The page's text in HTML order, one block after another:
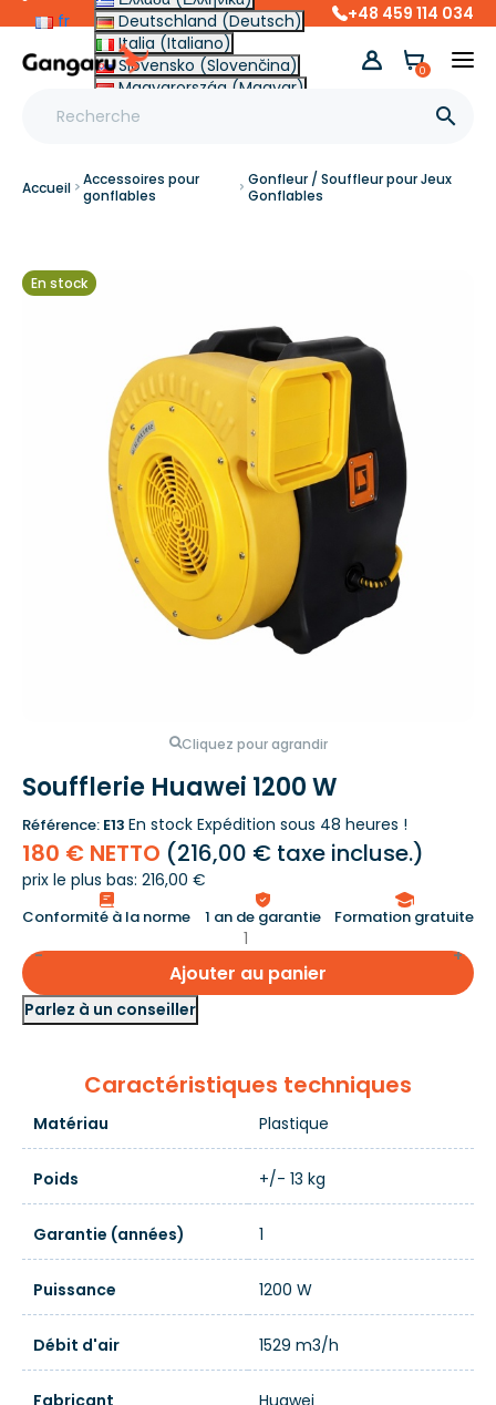
fr
Deutschland (Deutsch)
Italia (Italiano)
Slovensko (Slovenčina)
Magyarország (Magyar)
Other (English €)
+48 459 114 034

0
Accueil
Accessoires pour
gonflables
Gonfleur / Souffleur pour Jeux
Gonflables
En stock
Cliquez pour agrandir
Soufflerie Huawei 1200 W
Référence: E13 En stock Expédition sous 48 heures !
180 € NETTO (216,00 € taxe incluse.)
prix le plus bas: 216,00 €
Conformité à la norme 1 an de garantie Formation gratuite
Ajouter au panier
Parlez à un conseiller
Caractéristiques techniques
Matériau Plastique
Poids +/- 13 kg
Garantie (années) 1
Puissance 1200 W
Débit d'air 1529 m3/h